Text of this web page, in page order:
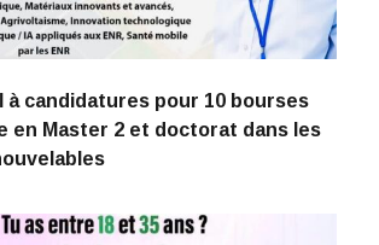
à candidatures pour 10 bourses
en Master 2 et doctorat dans les